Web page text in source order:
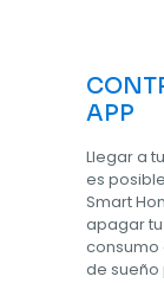
APP
Llegar a
es
Smart
apagar
consumo
de sueño